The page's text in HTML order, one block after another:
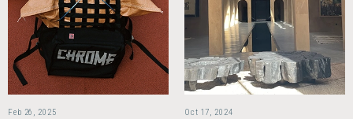
Feb 26, 2025 Oct 17, 2024